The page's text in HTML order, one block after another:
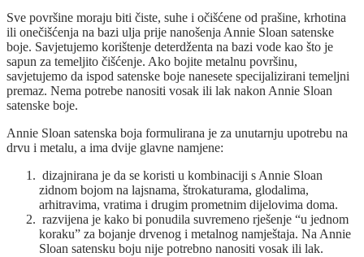
Sve površine moraju biti čiste, suhe i očišćene od prašine, krhotina
ili onečišćenja na bazi ulja prije nanošenja Annie Sloan satenske
boje. Savjetujemo korištenje deterdženta na bazi vode kao što je
sapun za temeljito čišćenje. Ako bojite metalnu površinu,
savjetujemo da ispod satenske boje nanesete specijalizirani temeljni
premaz. Nema potrebe nanositi vosak ili lak nakon Annie Sloan
satenske boje.
Annie Sloan satenska boja formulirana je za unutarnju upotrebu na
drvu i metalu, a ima dvije glavne namjene:
dizajnirana je da se koristi u kombinaciji s Annie Sloan
zidnom bojom na lajsnama, štrokaturama, glodalima,
arhitravima, vratima i drugim prometnim dijelovima doma.
razvijena je kako bi ponudila suvremeno rješenje “u jednom
koraku” za bojanje drvenog i metalnog namještaja. Na Annie
Sloan satensku boju nije potrebno nanositi vosak ili lak.